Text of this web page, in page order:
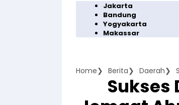
Jakarta
Bandung
Yogyakarta
Makassar
Home Berita Daerah
Sukses